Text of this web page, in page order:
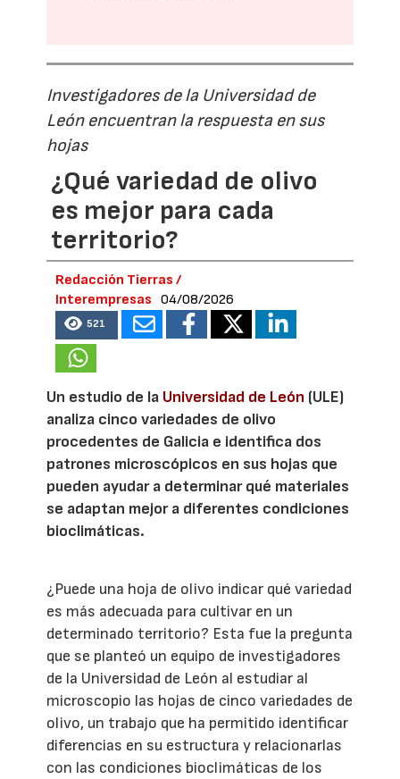
Investigadores de la Universidad de
León encuentran la respuesta en sus
hojas
¿Qué variedad de olivo
es mejor para cada
territorio?
Redacción Tierras /
Interempresas
04/08/2026
521
Un estudio de la Universidad de León (ULE)
analiza cinco variedades de olivo
procedentes de Galicia e identifica dos
patrones microscópicos en sus hojas que
pueden ayudar a determinar qué materiales
se adaptan mejor a diferentes condiciones
bioclimáticas.
¿Puede una hoja de olivo indicar qué variedad
es más adecuada para cultivar en un
determinado territorio? Esta fue la pregunta
que se planteó un equipo de investigadores
de la Universidad de León al estudiar al
microscopio las hojas de cinco variedades de
olivo, un trabajo que ha permitido identificar
diferencias en su estructura y relacionarlas
con las condiciones bioclimáticas de los